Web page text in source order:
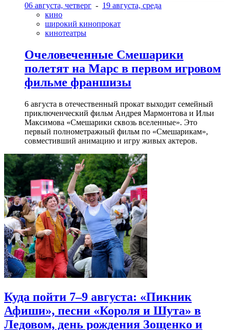
06 августа, четверг - 19 августа, среда
кино
широкий кинопрокат
кинотеатры
Очеловеченные Смешарики
полетят на Марс в первом игровом
фильме франшизы
6 августа в отечественный прокат выходит семейный
приключенческий фильм Андрея Мармонтова и Ильи
Максимова «Смешарики сквозь вселенные». Это
первый полнометражный фильм по «Смешарикам»,
совместивший анимацию и игру живых актеров.
Куда пойти 7–9 августа: «Пикник
Афиши», песни «Короля и Шута» в
Ледовом, день рождения Зощенко и